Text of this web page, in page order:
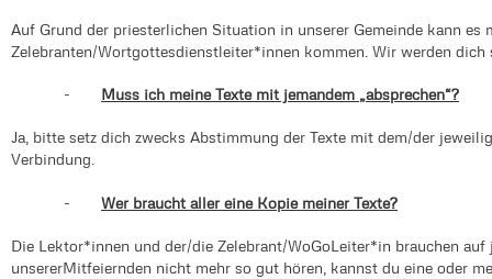
Auf Grund der priesterlichen Situation in unserer Gemeinde kann es
Zelebranten/Wortgottesdienstleiter*innen kommen. Wir werden
- Muss ich meine Texte mit jemandem „absprechen“?
Ja, bitte setz dich zwecks Abstimmung der Texte mit dem/der
Verbindung.
- Wer braucht aller eine Kopie meiner Texte?
Die Lektor*innen und der/die Zelebrant/WoGoLeiter*in brauchen auf
unsererMitfeiernden nicht mehr so gut hören, kannst du eine oder